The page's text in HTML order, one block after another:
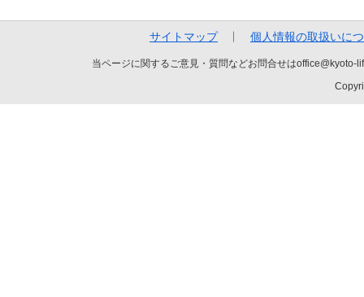
サイトマップ 個人情報の取扱いに
当ページに関するご意見・質問などお問合せは